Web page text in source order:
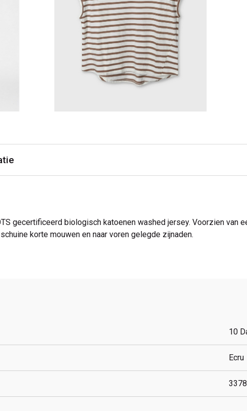
gecertificeerd biologisch katoenen washed jersey. Voorzien van
korte mouwen en naar voren gelegde zijnaden.
10
Ecru